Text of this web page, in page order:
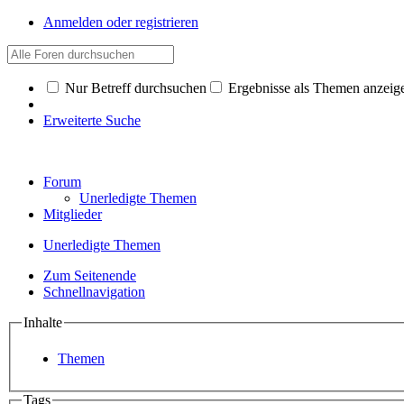
Anmelden oder registrieren
Nur Betreff durchsuchen Ergebnisse als Themen
Erweiterte Suche
Forum
Unerledigte Themen
Mitglieder
Unerledigte Themen
Zum Seitenende
Schnellnavigation
Inhalte
Themen
Tags